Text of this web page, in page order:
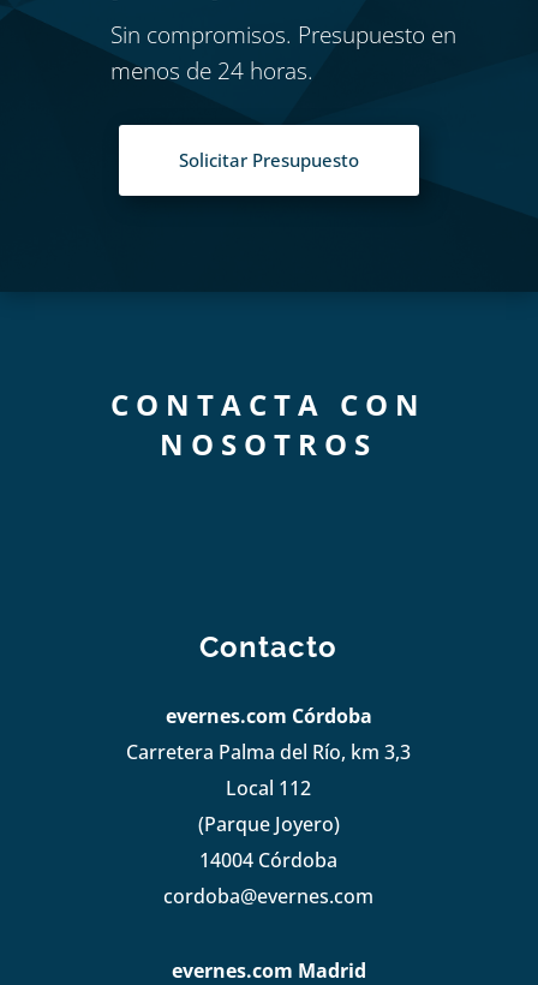
Sin compromisos. Presupuesto en
menos de 24 horas.
Solicitar Presupuesto
CONTACTA CON
NOSOTROS
Contacto
evernes.com Córdoba
Carretera Palma del Río, km 3,3
Local 112
(Parque Joyero)
14004 Córdoba
cordoba@evernes.com
evernes.com Madrid